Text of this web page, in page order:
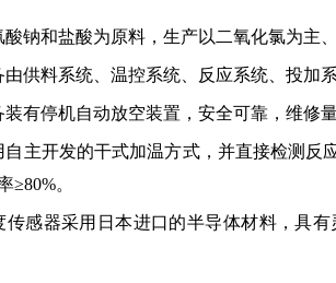
酸钠和盐酸为原料，生产以二氧化氯为主
由供料系统、温控系统、反应系统、投加
装有停机自动放空装置，安全可靠，维修
自主开发的干式加温方式，并直接检测
≥80%。
传感器采用日本进口的半导体材料，具